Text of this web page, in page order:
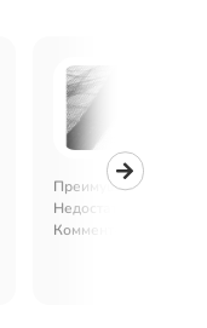
Преимущества:
Недостатки:
Комментарий: